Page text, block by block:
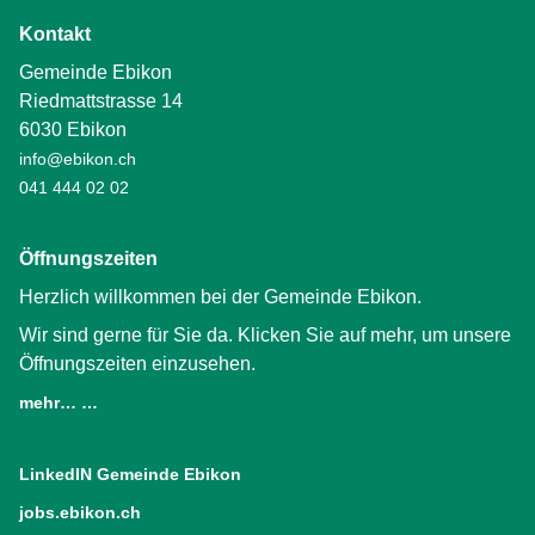
Kontakt
Gemeinde Ebikon
Riedmattstrasse 14
6030 Ebikon
info@ebikon.ch
041 444 02 02
Öffnungszeiten
Herzlich willkommen bei der Gemeinde Ebikon.
Wir sind gerne für Sie da. Klicken Sie auf mehr, um unsere
Öffnungszeiten einzusehen.
mehr… …
LinkedIN Gemeinde Ebikon
jobs.ebikon.ch